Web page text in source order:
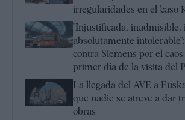
irregularidades en el 'caso
"Injustificada, inadmisible,
absolutamente
contra Siemens por el
primer día de la visita del
La llegada del AVE a
que nadie se atreve a dar
obras